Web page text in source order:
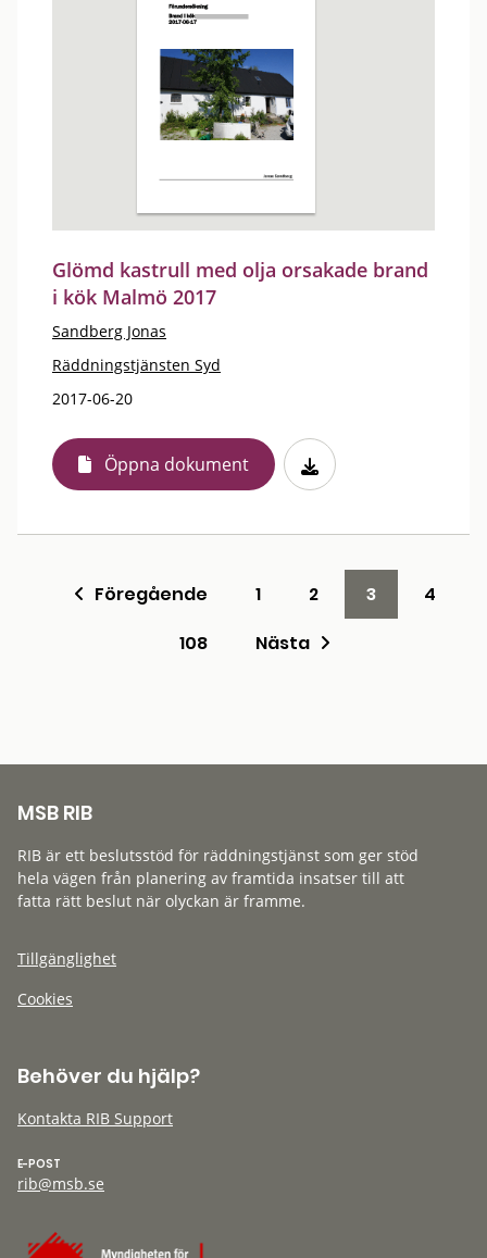
Glömd kastrull med olja orsakade brand
i kök Malmö 2017
Sandberg Jonas
Räddningstjänsten Syd
2017-06-20
Öppna dokument
Föregående 1 2 3
4
108
Nästa
MSB RIB
RIB är ett beslutsstöd för räddningstjänst som ger stöd
hela vägen från planering av framtida insatser till att
fatta rätt beslut när olyckan är framme.
Tillgänglighet
Cookies
Behöver du hjälp?
Kontakta RIB Support
E-POST
rib@msb.se